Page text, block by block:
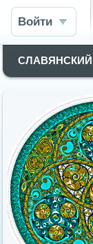
Войти